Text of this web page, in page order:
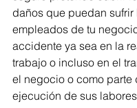
daños que puedan sufrir
empleados de tu
accidente ya sea en la
trabajo o incluso en el
el negocio o como parte
ejecución de sus